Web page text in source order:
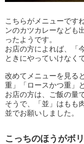
こちらがメニューです
ンのカツカレーなども
ったようです。
お店の方によれば、「
ときにやっていけなく
改めてメニューを見る
重」「ロースかつ重」
お店の方は、ご飯の量
そうで、「並」はもも
並でお願いしました。
こっちのほうがボ